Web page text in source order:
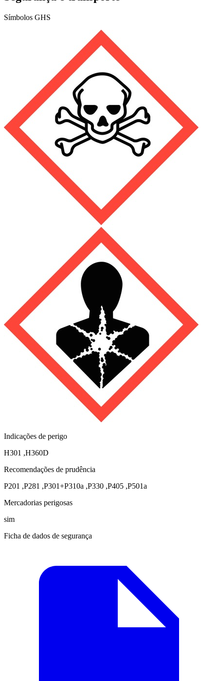
Símbolos GHS
Indicações de perigo
H301 ,H360D
Recomendações de prudência
P201 ,P281 ,P301+P310a ,P330 ,P405 ,P501a
Mercadorias perigosas
sim
Ficha de dados de segurança